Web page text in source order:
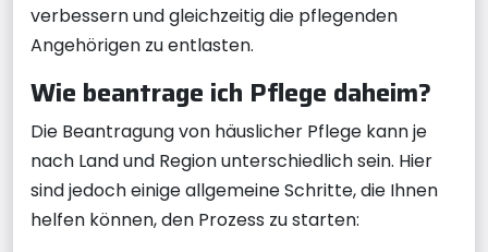
verbessern und gleichzeitig die pflegenden
Angehörigen zu entlasten.
Wie beantrage ich Pflege daheim?
Die Beantragung von häuslicher Pflege kann je
nach Land und Region unterschiedlich sein. Hier
sind jedoch einige allgemeine Schritte, die Ihnen
helfen können, den Prozess zu starten: